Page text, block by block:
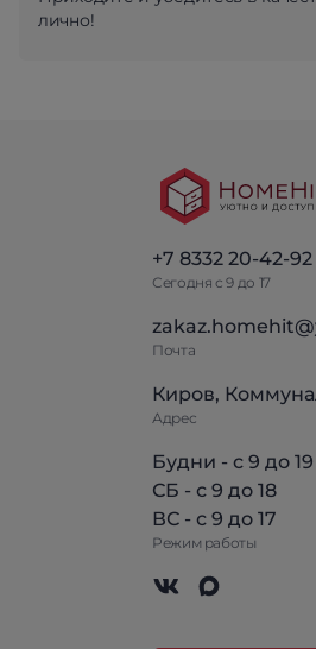
лично!
+7 8332 20-42-92
Сегодня с 9 до 17
Почта
Киров,
Адрес
Будни - с 9 до 19
СБ - с 9 до 18
ВС - с 9 до 17
Режим работы